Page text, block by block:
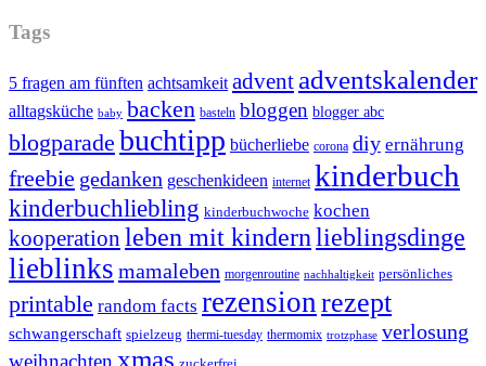
Tags
5 fragen am fünften achtsamkeit advent adventskalender
alltagsküche baby backen basteln bloggen blogger abc
blogparade buchtipp bücherliebe corona diy ernährung
freebie gedanken geschenkideen internet kinderbuch
kinderbuchliebling kinderbuchwoche kochen
kooperation leben mit kindernlieblingsdinge
lieblinks mamaleben morgenroutine nachhaltigkeit persönliches
printable random facts rezensionrezept
schwangerschaft spielzeug thermi-tuesday thermomix trotzphase verlosung
xmas